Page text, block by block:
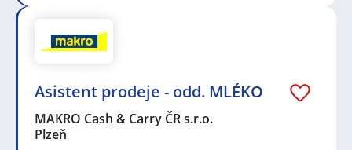
Asistent prodeje - odd. MLÉKO
MAKRO Cash & Carry ČR s.r.o.
Plzeň